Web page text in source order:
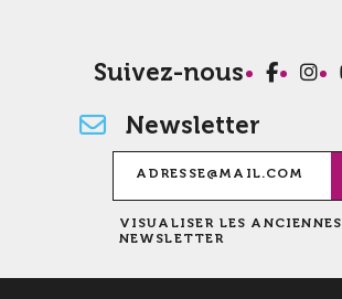
Suivez-nous
Newsletter
VISUALISER LES ANCIENNES
NEWSLETTER